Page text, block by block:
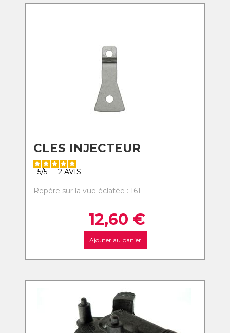
CLES INJECTEUR
5/5 - 2 AVIS
Repère sur la vue éclatée : 161
12,60 €
Ajouter au panier